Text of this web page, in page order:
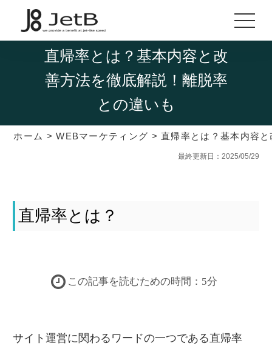
直帰率とは？基本内容と改
善方法を徹底解説！離脱率
との違いも
ホーム >WEBマーケティング >直帰率とは？基本内容
最終更新日：2025/05/29
直帰率とは？
この記事を読むための時間： 5分
サイト運営に関わるワードの一つである直帰率